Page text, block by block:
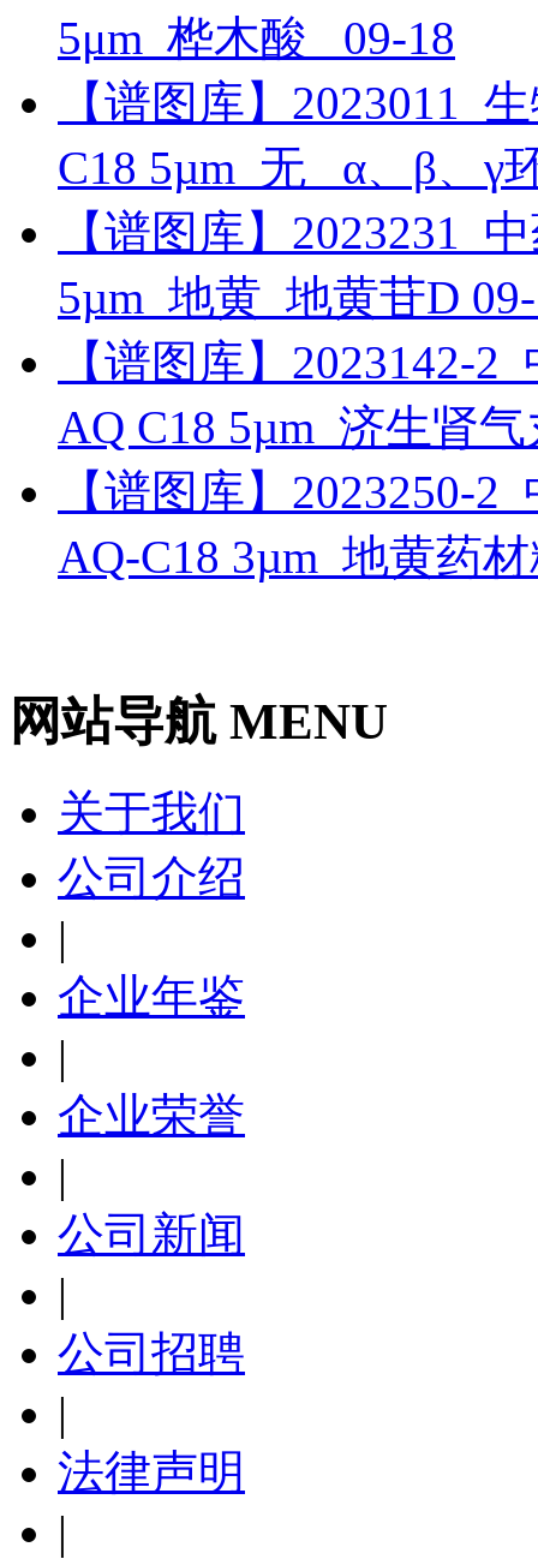
5μm_桦木酸_ 09-18
【谱图库】2023011_
C18 5µm_无 _α、β、γ
【谱图库】2023231_
5µm_地黄_地黄苷D
【谱图库】2023142-
AQ C18 5µm_济生肾
【谱图库】2023250-
AQ-C18 3µm_地黄药
网站导航 MENU
关于我们
公司介绍
|
企业年鉴
|
企业荣誉
|
公司新闻
|
公司招聘
|
法律声明
|